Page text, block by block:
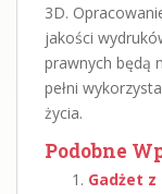
3D.
jakości
prawnych będą
pełni
życia.
Podobne
Gadżet